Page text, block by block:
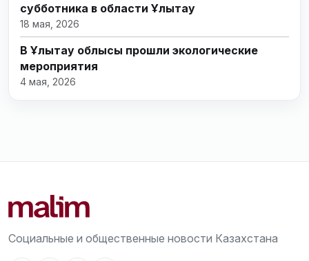
субботника в области Ұлытау
18 мая, 2026
В Ұлытау облысы прошли экологические
мероприятия
4 мая, 2026
Социальные и общественные новости Казахстана